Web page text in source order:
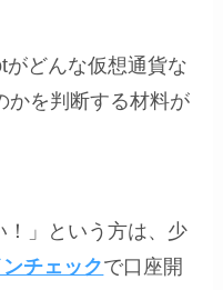
がどんな仮想通貨な
かを判断する材料が
！」という方は、少
チェックで口座開